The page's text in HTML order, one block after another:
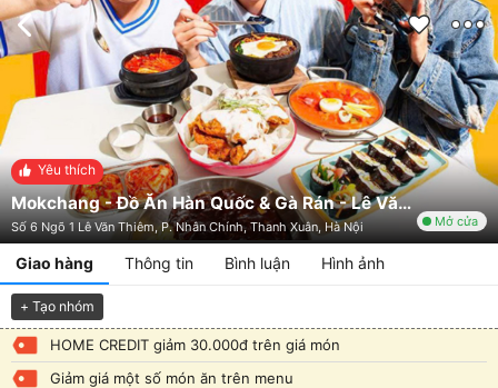
Yêu thích
Mokchang - Đồ Ăn Hàn Quốc & Gà Rán - Lê Văn Thiêm
Số 6 Ngõ 1 Lê Văn Thiêm, P. Nhân Chính, Thanh Xuân, Hà Nội Mở cửa
Giao hàng Thông tin Bình luận Hình ảnh
+ Tạo nhóm
HOME CREDIT giảm 30.000đ trên giá món
Giảm giá một số món ăn trên menu